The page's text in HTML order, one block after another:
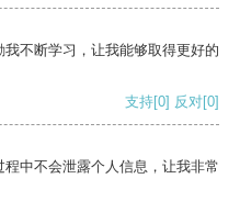
不断学习，让我能够取得更好的
支持[0] 反对[0]
中不会泄露个人信息，让我非常